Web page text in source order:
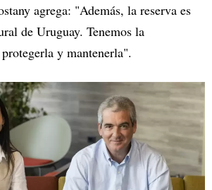
agrega: "Además, la reserva es
de Uruguay. Tenemos la
y mantenerla".